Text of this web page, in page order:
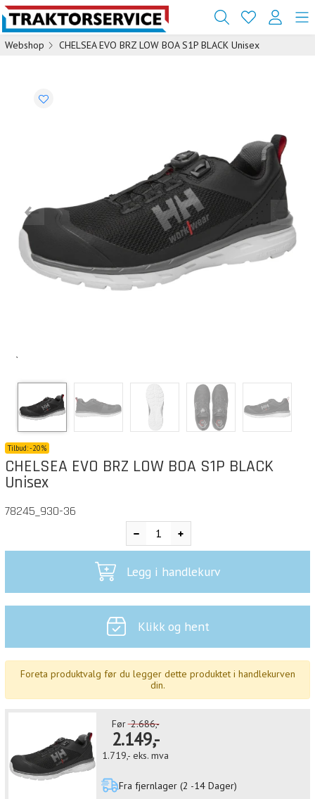
Webshop CHELSEA EVO BRZ LOW BOA S1P BLACK Unisex
Previous Next
`
Tilbud:-20%
CHELSEA EVO BRZ LOW BOA S1P BLACK
Unisex
78245_930-36
Legg i handlekurv
Klikk og hent
Foreta produktvalg før du legger dette produktet i handlekurven
din.
Før 2.686,-
2.149,-
1.719,- eks. mva
Fra fjernlager (2 -14 Dager)